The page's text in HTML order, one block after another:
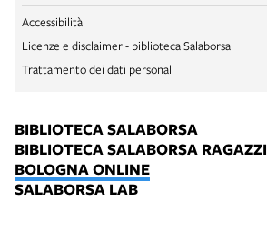
Accessibilità
Licenze e disclaimer - biblioteca Salaborsa
Trattamento dei dati personali
BIBLIOTECA SALABORSA
BIBLIOTECA SALABORSA RAGAZZI
BOLOGNA ONLINE
SALABORSA LAB